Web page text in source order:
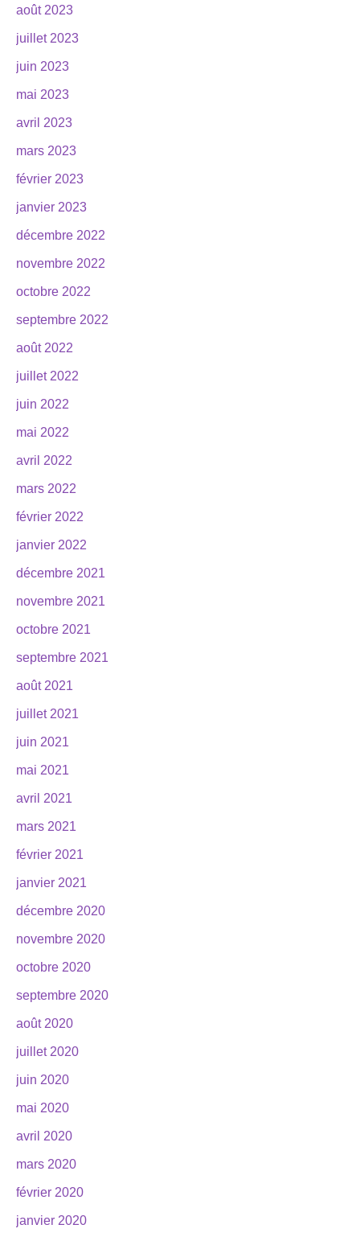
août 2023
juillet 2023
juin 2023
mai 2023
avril 2023
mars 2023
février 2023
janvier 2023
décembre 2022
novembre 2022
octobre 2022
septembre 2022
août 2022
juillet 2022
juin 2022
mai 2022
avril 2022
mars 2022
février 2022
janvier 2022
décembre 2021
novembre 2021
octobre 2021
septembre 2021
août 2021
juillet 2021
juin 2021
mai 2021
avril 2021
mars 2021
février 2021
janvier 2021
décembre 2020
novembre 2020
octobre 2020
septembre 2020
août 2020
juillet 2020
juin 2020
mai 2020
avril 2020
mars 2020
février 2020
janvier 2020